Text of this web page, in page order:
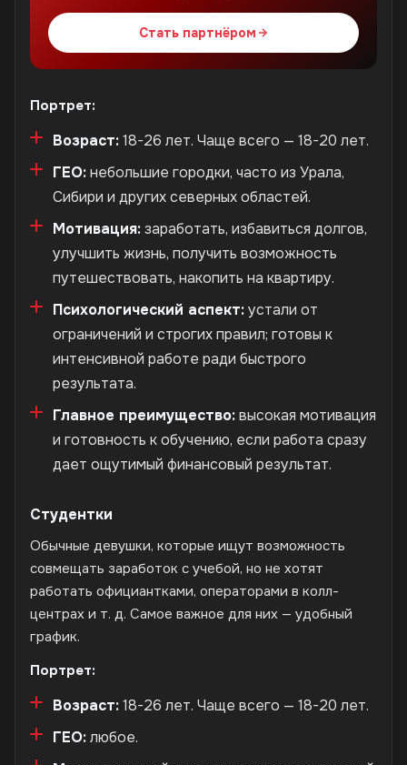
Стать партнёром
Портрет:
Возраст:18-26 лет. Чаще всего — 18-20 лет.
ГЕО:небольшие городки, часто из Урала,
Сибири и других северных областей.
Мотивация:заработать, избавиться долгов,
улучшить жизнь, получить возможность
путешествовать, накопить на квартиру.
Психологический аспект:устали от
ограничений и строгих правил; готовы к
интенсивной работе ради быстрого
результата.
Главное преимущество:высокая мотивация
и готовность к обучению, если работа сразу
дает ощутимый финансовый результат.
Студентки
Обычные девушки, которые ищут возможность
совмещать заработок с учебой, но не хотят
работать официантками, операторами в колл-
центрах и т. д. Самое важное для них — удобный
график.
Портрет:
Возраст:18-26 лет. Чаще всего — 18-20 лет.
ГЕО:любое.